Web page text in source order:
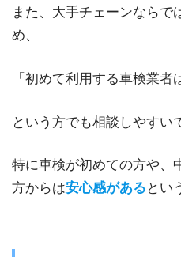
また、大手チェーンならで
め、
「初めて利用する車検業者
という方でも相談しやすい
特に車検が初めての方や、
方からは安心感がある とい